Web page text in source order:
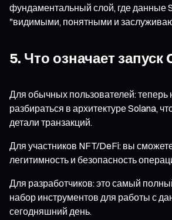
фундаментальный слой, где данные
"видимыми, понятными и
5. Что означает запуск
Для обычных пользователей: теперь
разбираться в архитектуре Solana,
детали транзакций.
Для участников NFT/DeFi: вы
легитимность и безопасность
Для разработчиков: это самый
набор инструментов для работы с
сегодняшний день.